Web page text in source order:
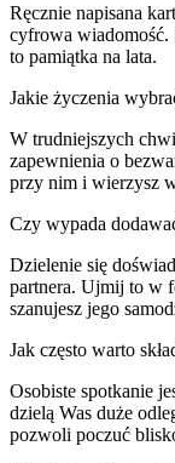
Ręcznie napisana
cyfrowa wiadomość.
to pamiątka na lata.
Jakie życzenia
W trudniejszych
zapewnienia o
przy nim i wierzysz
Czy wypada
Dzielenie się
partnera. Ujmij to w
szanujesz jego
Jak często warto
Osobiste spotkanie
dzielą Was duże
pozwoli poczuć